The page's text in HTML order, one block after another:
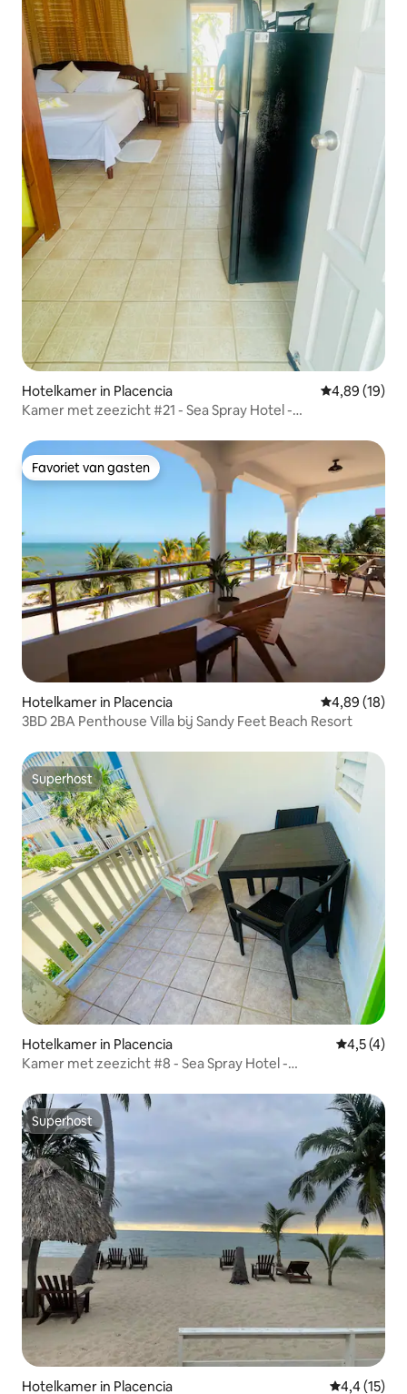
Hotelkamer in Placencia Gemiddelde
4,89 (19)
Kamer met zeezicht #21 - Sea Spray Hotel -
Favoriet van gasten
Favoriet van gasten
Hotelkamer in Placencia Gemiddelde
4,89 (18)
3BD 2BA Penthouse Villa bij Sandy Feet Beach Resort
Superhost
Superhost
Hotelkamer in Placencia
4,5 (4)
Kamer met zeezicht #8 - Sea Spray Hotel -
Superhost
Superhost
Hotelkamer in Placencia 4,4 (15)